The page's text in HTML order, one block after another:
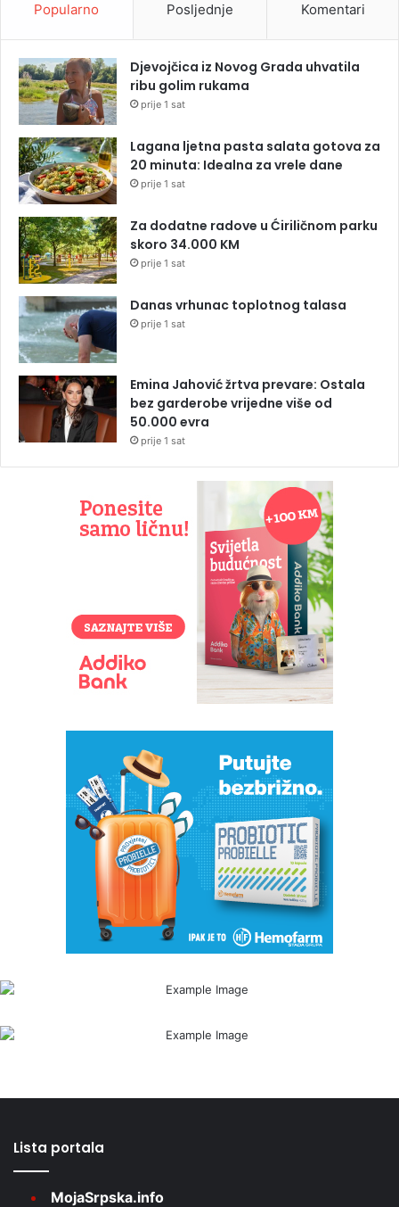
Popularno Posljednje Komentari
Djevojčica iz Novog Grada uhvatila
ribu golim rukama
prije 1 sat
Lagana ljetna pasta salata gotova za
20 minuta: Idealna za vrele dane
prije 1 sat
Za dodatne radove u Ćiriličnom parku
skoro 34.000 KM
prije 1 sat
Danas vrhunac toplotnog talasa
prije 1 sat
Emina Jahović žrtva prevare: Ostala
bez garderobe vrijedne više od
50.000 evra
prije 1 sat
Lista portala
MojaSrpska.info